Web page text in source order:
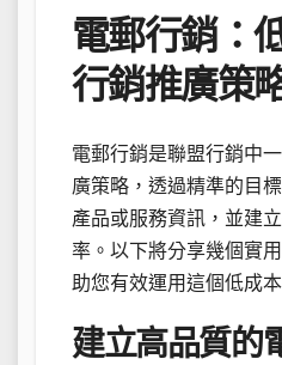
電郵行銷：
行銷推廣策
電郵行銷是聯盟行銷中
廣策略，透過精準的目
產品或服務資訊，並建
率。以下將分享幾個實
助您有效運用這個低成本
建立高品質的